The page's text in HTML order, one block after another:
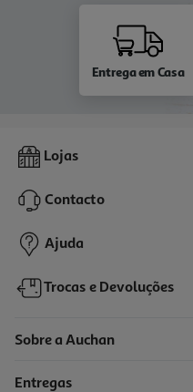
Entrega em Casa
Lojas
Contacto
Ajuda
Trocas e Devoluções
Sobre a Auchan
Entregas